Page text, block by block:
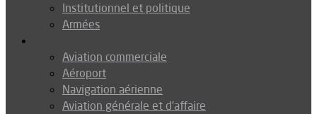
Institutionnel et politique
Armées
Aviation commerciale
Aéroport
Navigation aérienne
Aviation générale et d’affaire